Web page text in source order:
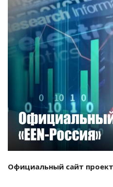
Смотреть
Официальный сайт